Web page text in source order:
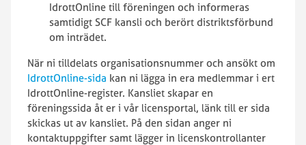
IdrottOnline till föreningen och informeras
samtidigt SCF kansli och berört distriktsförbund
om inträdet.
När ni tilldelats organisationsnummer och ansökt om
IdrottOnline-sida kan ni lägga in era medlemmar i ert
IdrottOnline-register. Kansliet skapar en
föreningssida åt er i vår licensportal, länk till er sida
skickas ut av kansliet. På den sidan anger ni
kontaktuppgifter samt lägger in licenskontrollanter